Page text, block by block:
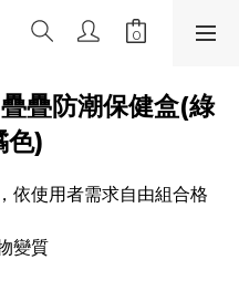
疊防潮保健盒(綠
色)
依使用者需求自由組合格
變質